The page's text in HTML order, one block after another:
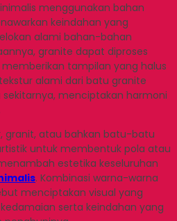
menggunakan bahan
keindahan yang
alami bahan-bahan
granite dapat diproses
tampilan yang halus
alami dari batu granite
menciptakan harmoni
granit, atau bahkan batu-batu
untuk membentuk pola atau
estetika keseluruhan
. Kombinasi warna-warna
menciptakan visual yang
serta keindahan yang